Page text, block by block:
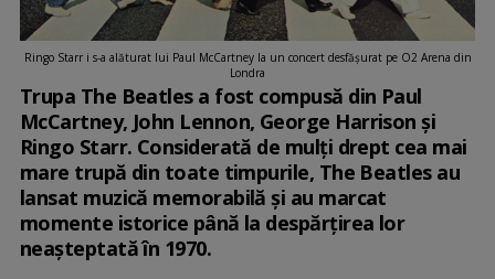
Ringo Starr i s-a alăturat lui Paul McCartney la un concert desfăşurat pe O2 Arena din
Londra
Trupa The Beatles a fost compusă din Paul
McCartney, John Lennon, George Harrison și
Ringo Starr. Considerată de mulți drept cea mai
mare trupă din toate timpurile, The Beatles au
lansat muzică memorabilă și au marcat
momente istorice până la despărțirea lor
neașteptată în 1970.